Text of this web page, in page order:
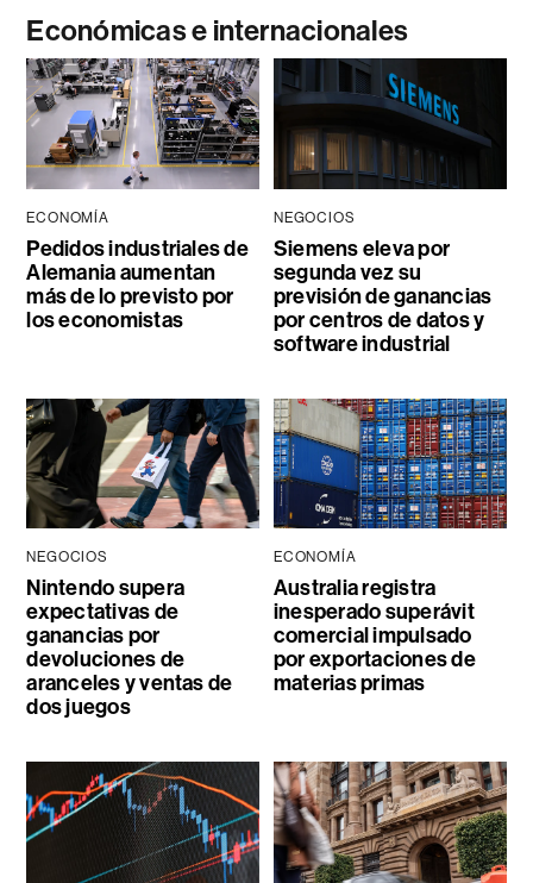
Económicas e internacionales
ECONOMÍA
Pedidos industriales de
Alemania aumentan
más de lo previsto por
los economistas
NEGOCIOS
Siemens eleva por
segunda vez su
previsión de ganancias
por centros de datos y
software industrial
NEGOCIOS
Nintendo supera
expectativas de
ganancias por
devoluciones de
aranceles y ventas de
dos juegos
ECONOMÍA
Australia registra
inesperado superávit
comercial impulsado
por exportaciones de
materias primas